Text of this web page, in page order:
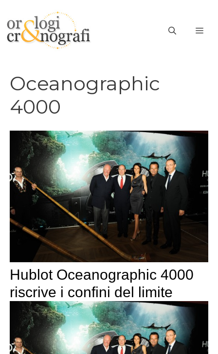
contenuto
Oceanographic
4000
Hublot Oceanographic 4000
riscrive i confini del limite